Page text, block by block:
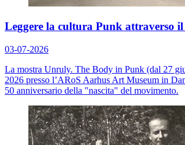
Leggere la cultura Punk attraverso
03-07-2026
La mostra Unruly. The Body in Punk (dal 27
2026 presso l’ARoS Aarhus Art Museum in
50 anniversario della "nascita" del movimento.